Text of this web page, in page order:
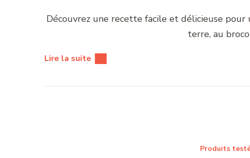
Découvrez une recette facile et délicieuse
terre, au
Lire la suite
Produits